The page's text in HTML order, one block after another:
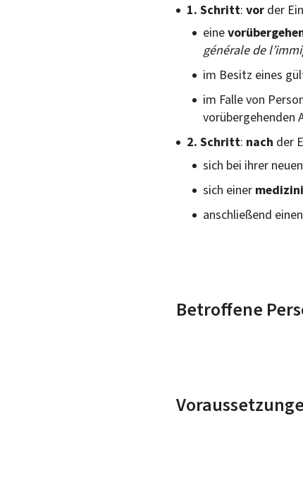
1. Schritt: vor der
eine
générale de
im Besitz eines
im Falle von
vorübergehenden
2. Schritt: nach der
sich bei ihrer
sich einer
anschließend einen
Betroffene